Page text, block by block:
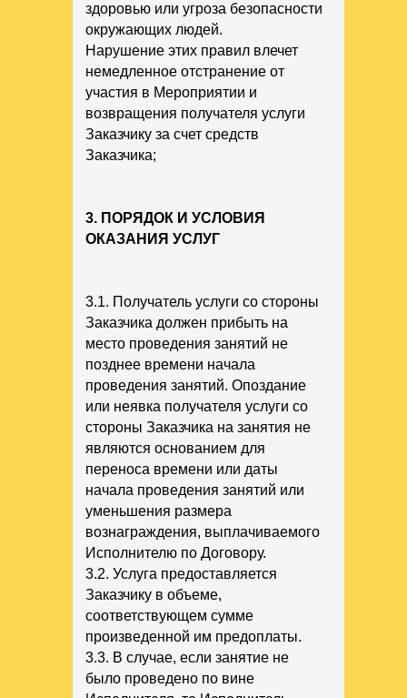
здоровью или угроза безопасности
окружающих людей.
Нарушение этих правил влечет
немедленное отстранение от
участия в Мероприятии и
возвращения получателя услуги
Заказчику за счет средств
Заказчика;
3. ПОРЯДОК И УСЛОВИЯ
ОКАЗАНИЯ УСЛУГ
3.1. Получатель услуги со стороны
Заказчика должен прибыть на
место проведения занятий не
позднее времени начала
проведения занятий. Опоздание
или неявка получателя услуги со
стороны Заказчика на занятия не
являются основанием для
переноса времени или даты
начала проведения занятий или
уменьшения размера
вознаграждения, выплачиваемого
Исполнителю по Договору.
3.2. Услуга предоставляется
Заказчику в объеме,
соответствующем сумме
произведенной им предоплаты.
3.3. В случае, если занятие не
было проведено по вине